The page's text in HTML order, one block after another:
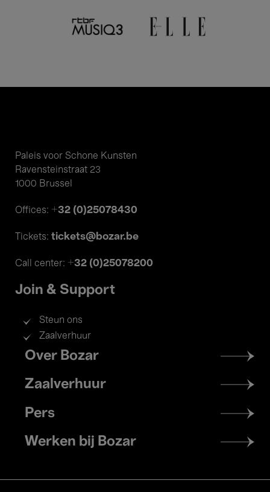
Paleis voor Schone Kunsten
Ravensteinstraat 23
1000 Brussel
Offices: +32 (0)25078430
Tickets: tickets@bozar.be
Call center: +32 (0)25078200
Join & Support
Steun ons
Zaalverhuur
Footer
menu
Over Bozar
Zaalverhuur
Pers
Werken bij Bozar